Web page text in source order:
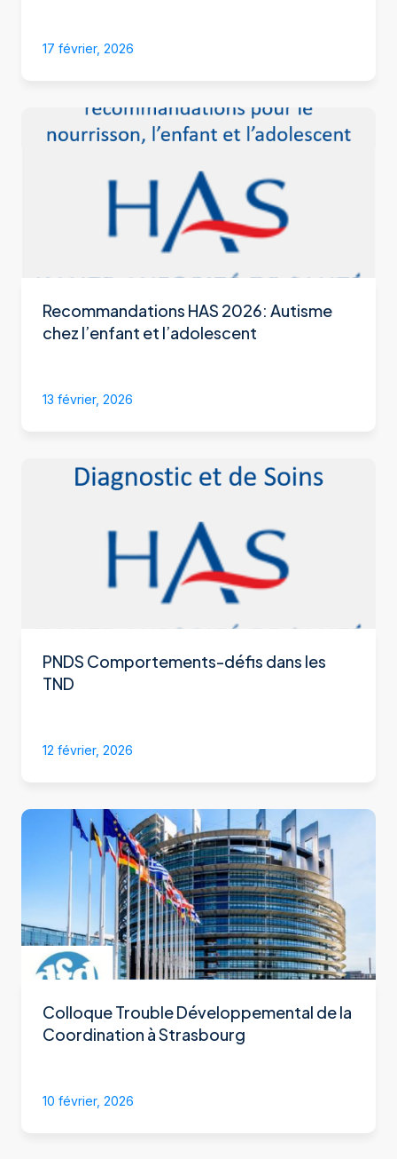
17 février, 2026
Recommandations HAS 2026: Autisme
chez l’enfant et l’adolescent
13 février, 2026
PNDS Comportements-défis dans les
TND
12 février, 2026
Colloque Trouble Développemental de la
Coordination à Strasbourg
10 février, 2026